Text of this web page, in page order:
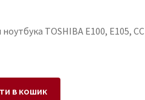
TOSHIBA E100, E105,
в кошик